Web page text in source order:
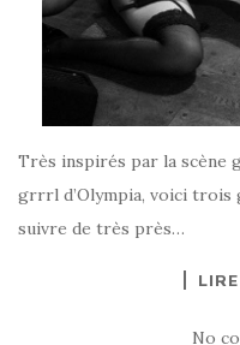
Très inspirés par la scène
grrrl d’Olympia, voici trois
suivre de très près…
No